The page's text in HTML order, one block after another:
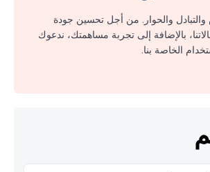
والحوار. من أجل تحسين جودة
بالإضافة إلى تجربة مساهمتك، ندعوك
الخاصة بنا.